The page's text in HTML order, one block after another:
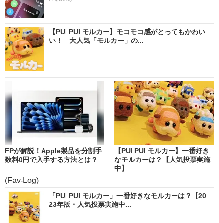
【PUI PUI モルカー】モコモコ感がとってもかわい
い！ 大人気「モルカー」の...
FPが解説！Apple製品を分割手
数料0円で入手する方法とは？
(Fav-Log)
【PUI PUI モルカー】一番好き
なモルカーは？【人気投票実施
中】
「PUI PUI モルカー」一番好きなモルカーは？【20
23年版・人気投票実施中...